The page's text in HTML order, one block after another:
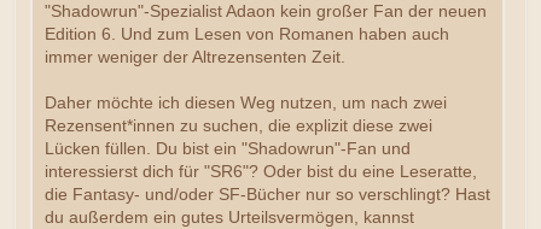
"Shadowrun"-Spezialist Adaon kein großer Fan der neuen
Edition 6. Und zum Lesen von Romanen haben auch
immer weniger der Altrezensenten Zeit.
Daher möchte ich diesen Weg nutzen, um nach zwei
Rezensent*innen zu suchen, die explizit diese zwei
Lücken füllen. Du bist ein "Shadowrun"-Fan und
interessierst dich für "SR6"? Oder bist du eine Leseratte,
die Fantasy- und/oder SF-Bücher nur so verschlingt? Hast
du außerdem ein gutes Urteilsvermögen, kannst